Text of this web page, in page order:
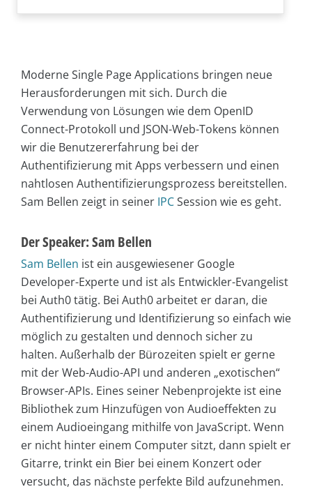
Moderne Single Page Applications bringen neue
Herausforderungen mit sich. Durch die
Verwendung von Lösungen wie dem OpenID
Connect-Protokoll und JSON-Web-Tokens können
wir die Benutzererfahrung bei der
Authentifizierung mit Apps verbessern und einen
nahtlosen Authentifizierungsprozess bereitstellen.
Sam Bellen zeigt in seiner IPCSession wie es geht.
Der Speaker: Sam Bellen
Sam Bellen ist ein ausgewiesener Google
Developer-Experte und ist als Entwickler-Evangelist
bei Auth0 tätig. Bei Auth0 arbeitet er daran, die
Authentifizierung und Identifizierung so einfach wie
möglich zu gestalten und dennoch sicher zu
halten. Außerhalb der Bürozeiten spielt er gerne
mit der Web-Audio-API und anderen „exotischen“
Browser-APIs. Eines seiner Nebenprojekte ist eine
Bibliothek zum Hinzufügen von Audioeffekten zu
einem Audioeingang mithilfe von JavaScript. Wenn
er nicht hinter einem Computer sitzt, dann spielt er
Gitarre, trinkt ein Bier bei einem Konzert oder
versucht, das nächste perfekte Bild aufzunehmen.